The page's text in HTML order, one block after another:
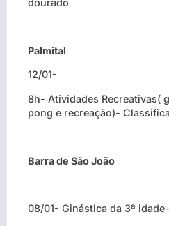
dourado
Palmital
12/01-
8h- Atividades Recreativas(
pong e recreação)-
Barra de São João
08/01- Ginástica da 3ª